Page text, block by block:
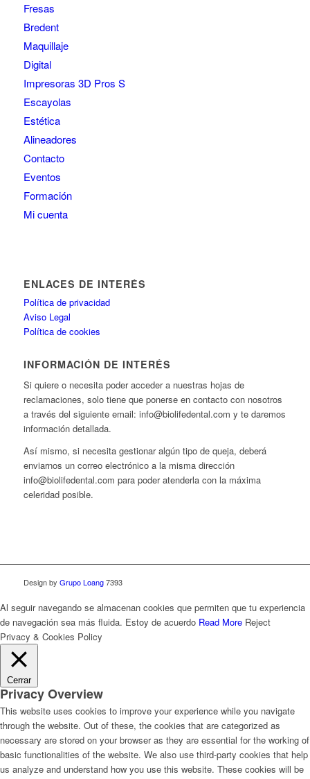
Fresas
Bredent
Maquillaje
Digital
Impresoras 3D Pros S
Escayolas
Estética
Alineadores
Contacto
Eventos
Formación
Mi cuenta
ENLACES DE INTERÉS
Política de privacidad
Aviso Legal
Política de cookies
INFORMACIÓN DE INTERÉS
Si quiere o necesita poder acceder a nuestras hojas de
reclamaciones, solo tiene que ponerse en contacto con nosotros
a través del siguiente email: info@biolifedental.com y te daremos
información detallada.
Así mismo, si necesita gestionar algún tipo de queja, deberá
enviarnos un correo electrónico a la misma dirección
info@biolifedental.com para poder atenderla con la máxima
celeridad posible.
Design by Grupo Loang7393
Al seguir navegando se almacenan cookies que permiten que tu experiencia
de navegación sea más fluida. Estoy de acuerdo Read More Reject
Privacy & Cookies Policy
Cerrar
Privacy Overview
This website uses cookies to improve your experience while you navigate
through the website. Out of these, the cookies that are categorized as
necessary are stored on your browser as they are essential for the working of
basic functionalities of the website. We also use third-party cookies that help
us analyze and understand how you use this website. These cookies will be